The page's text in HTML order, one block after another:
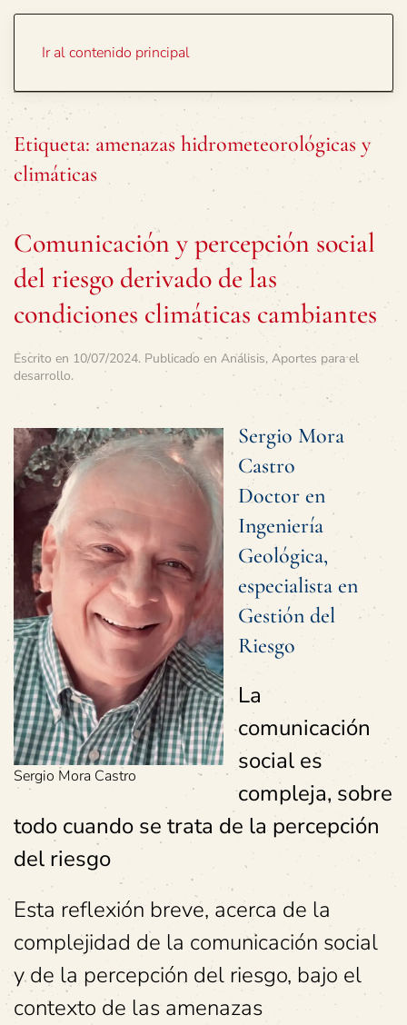
Ir al contenido principal
Etiqueta: amenazas hidrometeorológicas y
climáticas
Comunicación y percepción social
del riesgo derivado de las
condiciones climáticas cambiantes
Escrito en 10/07/2024. Publicado en Análisis, Aportes para el
desarrollo.
Sergio Mora Castro
Sergio Mora
Castro
Doctor en
Ingeniería
Geológica,
especialista en
Gestión del
Riesgo
La
comunicación
social es
compleja, sobre
todo cuando se trata de la percepción
del riesgo
Esta reflexión breve, acerca de la
complejidad de la comunicación social
y de la percepción del riesgo, bajo el
contexto de las amenazas